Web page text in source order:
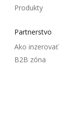
Produkty
Partnerstvo
Ako inzerovať
B2B zóna